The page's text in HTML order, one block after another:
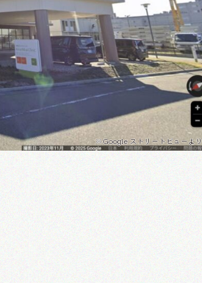
※Google ストリートビューより